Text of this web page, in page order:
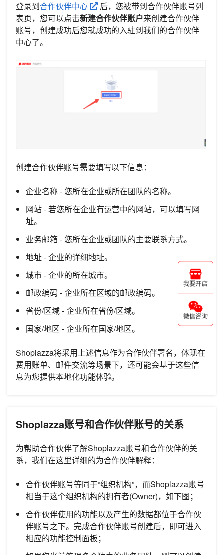
登录到合作伙伴中心
后，您被带到合作伙伴账号列
表页，您可以点击新建合作伙伴账户来创建合作伙伴
账号，创建成功后您就成功的入驻到我们的合作伙伴
中心了。
创建合作伙伴账号需要填写以下信息：
企业名称 - 您所在企业或所在团队的名称。
网站 - 若您所在企业有运营中的网站，可以填写网
址。
业务邮箱 - 您所在企业或团队的主要联系方式。
地址 - 企业的详细地址。
城市 - 企业的所在城市。
邮政编码 - 企业所在区域的邮政编码。
省份/区域 - 企业所在省份/区域。
国家/地区 - 企业所在国家/地区。
Shoplazza将采用上述信息作为合作伙伴署名，体现在
费用账单、邮件交流等场景下，还可能会基于这些信
息为您提供本地化功能体验。
Shoplazza账号和合作伙伴账号的关系
为帮助合作伙伴了解Shoplazza账号和合作伙伴的关
系，我们在这里详细的为合作伙伴解释：
合作伙伴账号等同于“组织机构”，而Shoplazza账号
相当于这个组织机构的拥有者(Owner)，如下图；
合作伙伴使用的功能以及产生的数据都位于合作伙
伴账号之下。完成合作伙伴账号创建后，即可进入
相应的功能控制面板；
我要开店
微信咨询